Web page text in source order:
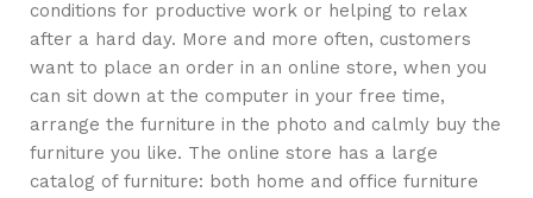
conditions for productive work or helping to relax
after a hard day. More and more often, customers
want to place an order in an online store, when you
can sit down at the computer in your free time,
arrange the furniture in the photo and calmly buy the
furniture you like. The online store has a large
catalog of furniture: both home and office furniture